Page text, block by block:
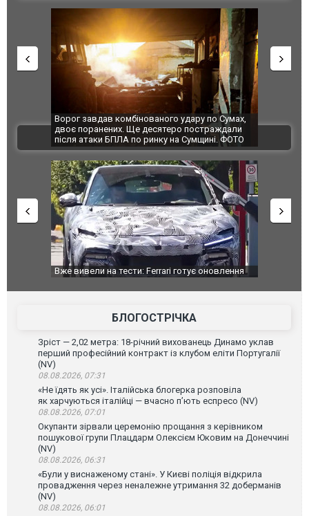
Ворог завдав комбінованого удару по Сумах,
двоє поранених. Ще десятеро постраждали
після атаки БПЛА по ринку на Сумщині. ФОТО
За 2000
склад
ВІДЕО
Вже вивели на тести: Ferrari готує оновлення
Вийшов
фільму
БЛОГОСТРІЧКА
Зріст — 2,02 метра: 18-річний вихованець Динамо уклав
перший професійний контракт із клубом еліти Португалії
(NV)
08.08.2026, 07:31
«Не їдять як усі». Італійська блогерка розповіла
як харчуються італійці — вчасно п’ють еспресо (NV)
08.08.2026, 07:01
Окупанти зірвали церемонію прощання з керівником
пошукової групи Плацдарм Олексієм Юковим на Донеччині
(NV)
08.08.2026, 06:31
«Були у виснаженому стані». У Києві поліція відкрила
провадження через неналежне утримання 32 доберманів
(NV)
08.08.2026, 06:01